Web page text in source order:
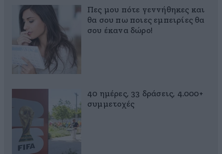
Πες μου πότε γεννήθηκες και
θα σου πω ποιες εμπειρίες θα
σου έκανα δώρο!
40 ημέρες, 33 δράσεις, 4.000+
συμμετοχές